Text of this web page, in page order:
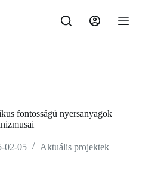
fontosságú nyersanyagok
02-05 Aktuális projektek